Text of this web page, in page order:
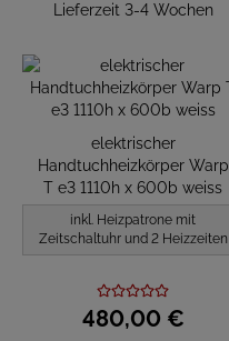
Lieferzeit 3-4 Wochen
elektrischer
Handtuchheizkörper Warp
T e3 1110h x 600b weiss
inkl. Heizpatrone mit
Zeitschaltuhr und 2 Heizzeiten
480,00 €